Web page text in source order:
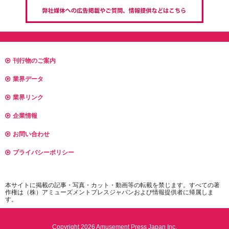
刊行物のご案内
業界データ
業界リンク
企業情報
お問い合わせ
プライバシーポリシー
本サイトに掲載の記事・写真・カット・動画等の転載を禁じます。すべての著
作権は（株）アミューズメントプレスジャパンおよび情報提供者に帰属しま
す。
Copyright 2026 Amusement Press Japan Inc.